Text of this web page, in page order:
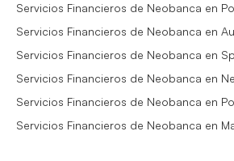
Servicios Financieros de Neobanca en
Servicios Financieros de Neobanca en
Servicios Financieros de Neobanca en
Servicios Financieros de Neobanca en
Servicios Financieros de Neobanca en
Servicios Financieros de Neobanca en